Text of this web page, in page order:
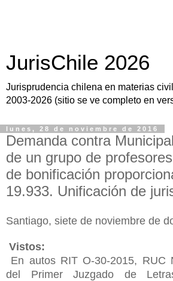
JurisChile 2026
Jurisprudencia chilena en materias
2003-2026 (sitio se ve completo en
lunes, 28 de noviembre de 2016
Demanda contra
de un grupo de
de bonificación
19.933. Unificación de
Santiago, siete de noviembre de
Vistos:
En autos RIT O-30-2015, RUC
del Primer Juzgado de